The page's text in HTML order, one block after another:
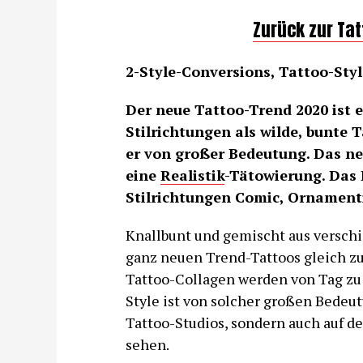
Zurück zur
2-Style-Conversions, Tattoo-
Der neue Tattoo-Trend 2020 ist
Stilrichtungen als wilde, bunte
er von großer Bedeutung. Das
eine Realistik-Tätowierung.
Stilrichtungen Comic,
Knallbunt und gemischt aus
ganz neuen Trend-Tattoos gleich
Tattoo-Collagen werden von Tag
Style ist von solcher großen
Tattoo-Studios, sondern auch auf
sehen.